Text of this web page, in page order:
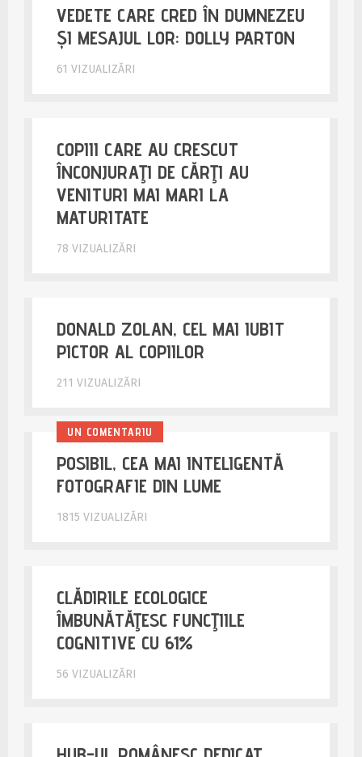
VEDETE CARE CRED ÎN DUMNEZEU
ȘI MESAJUL LOR: DOLLY PARTON
61 VIZUALIZĂRI
COPIII CARE AU CRESCUT
ÎNCONJURAŢI DE CĂRŢI AU
VENITURI MAI MARI LA
MATURITATE
78 VIZUALIZĂRI
DONALD ZOLAN, CEL MAI IUBIT
PICTOR AL COPIILOR
211 VIZUALIZĂRI
UN COMENTARIU
POSIBIL, CEA MAI INTELIGENTĂ
FOTOGRAFIE DIN LUME
1815 VIZUALIZĂRI
CLĂDIRILE ECOLOGICE
ÎMBUNĂTĂŢESC FUNCŢIILE
COGNITIVE CU 61%
56 VIZUALIZĂRI